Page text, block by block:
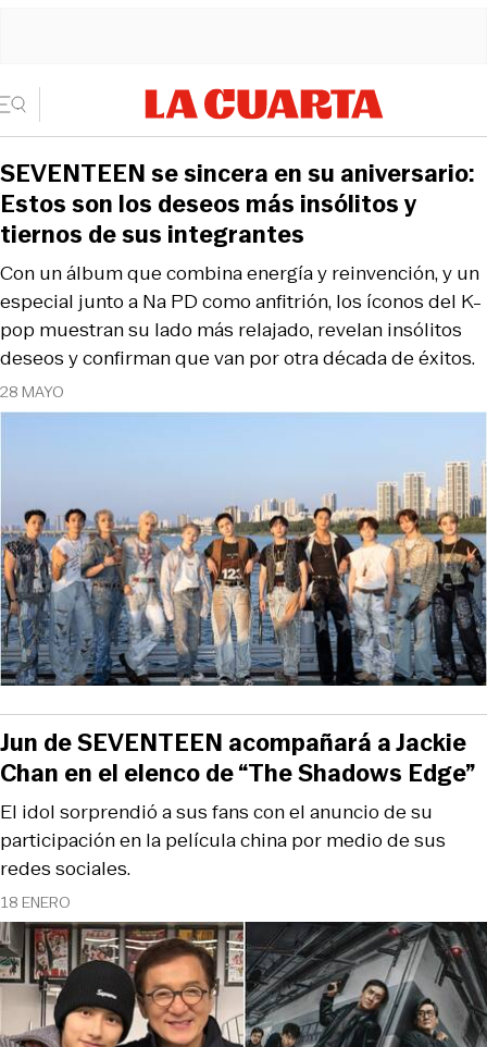
28 MAYO
Con un álbum que combina energía y reinvención, y un
especial junto a Na PD como anfitrión, los íconos del K-
pop muestran su lado más relajado, revelan insólitos
deseos y confirman que van por otra década de éxitos.
SEVENTEEN se sincera en su aniversario:
Estos son los deseos más insólitos y
tiernos de sus integrantes
18 ENERO
El idol sorprendió a sus fans con el anuncio de su
participación en la película china por medio de sus
redes sociales.
Jun de SEVENTEEN acompañará a Jackie
Chan en el elenco de “The Shadows Edge”